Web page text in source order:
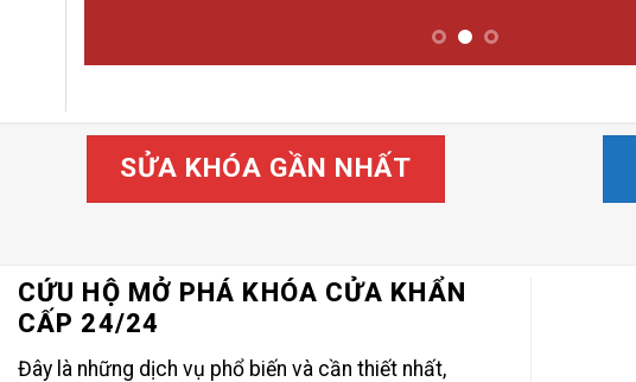
SỬA KHÓA GẦN NHẤT
CỨU HỘ MỞ PHÁ KHÓA CỬA KHẨN
CẤP 24/24
Đây là những dịch vụ phổ biến và cần thiết nhất,